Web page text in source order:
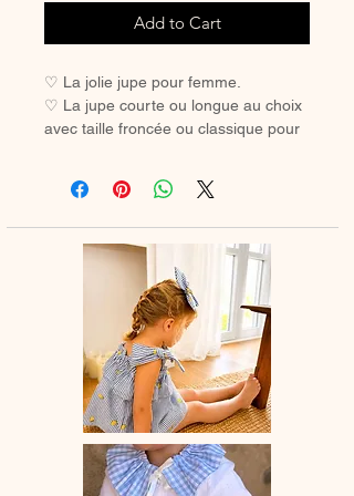
Add to Cart
♡ La jolie jupe pour femme.
♡ La jupe courte ou longue au choix
avec taille froncée ou classique pour
♡ Jupe entièrement réalisée à la
Jupe qui peut présenter une légère
transparence
Il est conseiller de porter des sous
vêtements de couleur Chair.
♡ Le délai de fabrication est de 15 à
28 jours ouvrés selon les commandes
en cours.
♡ Lavage à la main ou en machine
30° max, couleurs similaires,
essorage délicat. Ne pas utilser de
sèche-linge.